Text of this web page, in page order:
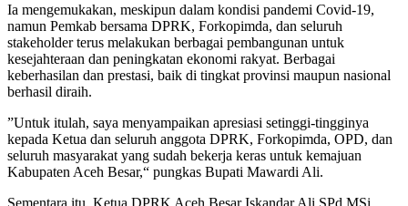
Ia mengemukakan, meskipun dalam kondisi pandemi Covid-19,
namun Pemkab bersama DPRK, Forkopimda, dan seluruh
stakeholder terus melakukan berbagai pembangunan untuk
kesejahteraan dan peningkatan ekonomi rakyat. Berbagai
keberhasilan dan prestasi, baik di tingkat provinsi maupun nasional
berhasil diraih.
”Untuk itulah, saya menyampaikan apresiasi setinggi-tingginya
kepada Ketua dan seluruh anggota DPRK, Forkopimda, OPD, dan
seluruh masyarakat yang sudah bekerja keras untuk kemajuan
Kabupaten Aceh Besar,“ pungkas Bupati Mawardi Ali.